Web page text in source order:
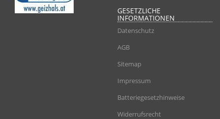
GESETZLICHE
INFORMATIONEN
Datenschutz
AGB
Sitemap
Impressum
Batteriegesetzhinweise
Widerrufsrecht